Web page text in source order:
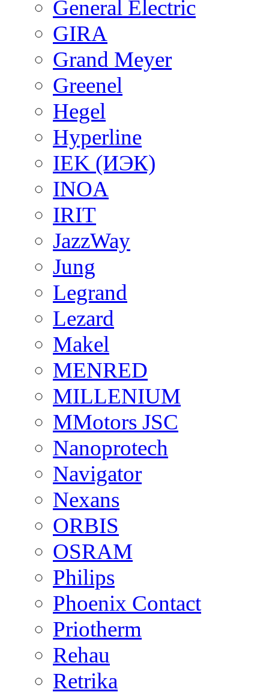
General Electric
GIRA
Grand Meyer
Greenel
Hegel
Hyperline
IEK (ИЭК)
INOA
IRIT
JazzWay
Jung
Legrand
Lezard
Makel
MENRED
MILLENIUM
MMotors JSC
Nanoprotech
Navigator
Nexans
ORBIS
OSRAM
Philips
Phoenix Contact
Priotherm
Rehau
Retrika